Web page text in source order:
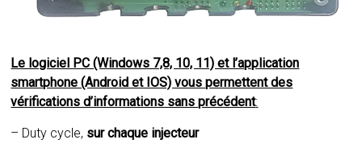
Le logiciel PC (Windows 7,8, 10, 11) et l’application
smartphone (Android et IOS) vous permettent des
vérifications d’informations sans précédent:
– Duty cycle, sur chaque injecteur